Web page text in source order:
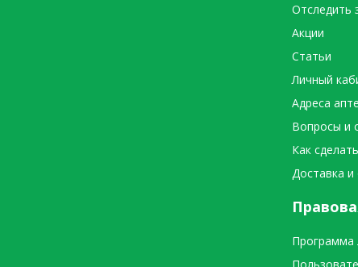
Отследить
Акции
Статьи
Личный
Адреса
Вопросы и
Как
Доставка и
Программа